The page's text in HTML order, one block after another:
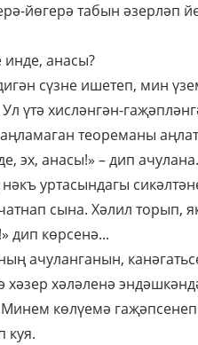
йөгерә табын әзерләп
анасы?
сүзне ишетеп, мин
үтә хисләнгән-
теореманы
эх, анасы!» – дип
уртасындагы
сына. Хәлил торып,
дип көрсенә...
ачуланганын,
хәләленә
көлүемә
куя.